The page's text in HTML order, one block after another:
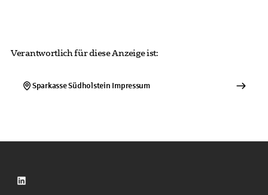
Verantwortlich für diese Anzeige ist:
Sparkasse Südholstein Impressum
LinkedIn